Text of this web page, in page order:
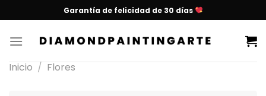
Garantía de felicidad de 30 días
Inicio / Flores